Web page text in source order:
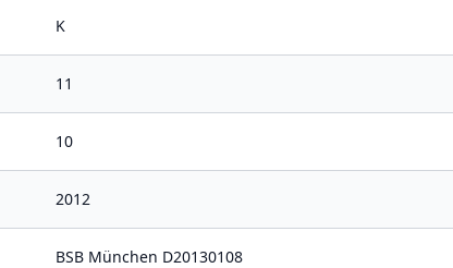
K
11
10
2012
BSB München D20130108